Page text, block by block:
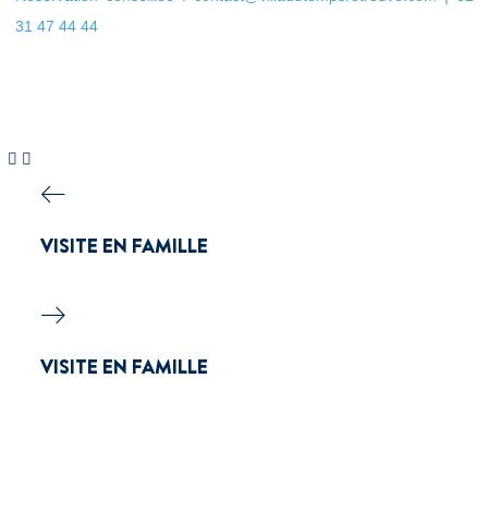
31 47 44 44
VISITE EN FAMILLE
VISITE EN FAMILLE